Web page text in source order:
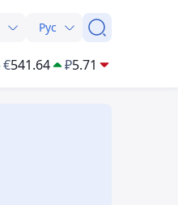
Рус
€541.64 ₽5.71